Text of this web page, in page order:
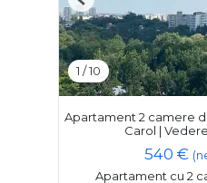
1 /10
Previous
Apartament 2 camere
Carol |
540 €
Apartament cu 2